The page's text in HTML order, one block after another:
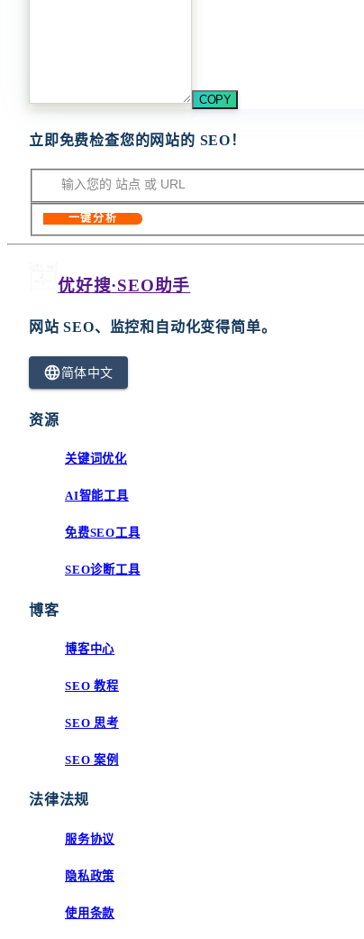
COPY
立即免费检查您的网站的 SEO！
一键分析
优好搜·SEO助手
网站 SEO、监控和自动化变得简单。
简体中文
资源
关键词优化
AI智能工具
免费SEO工具
SEO诊断工具
博客
博客中心
SEO 教程
SEO 思考
SEO 案例
法律法规
服务协议
隐私政策
使用条款